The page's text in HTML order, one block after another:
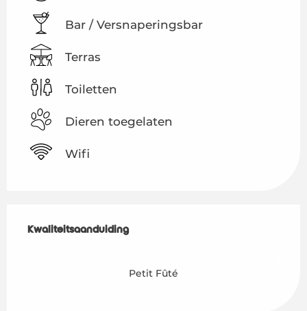
Bar / Versnaperingsbar
Terras
Toiletten
Dieren toegelaten
Wifi
Kwaliteitsaanduiding
Kwaliteitsaanduiding
Petit Fûté